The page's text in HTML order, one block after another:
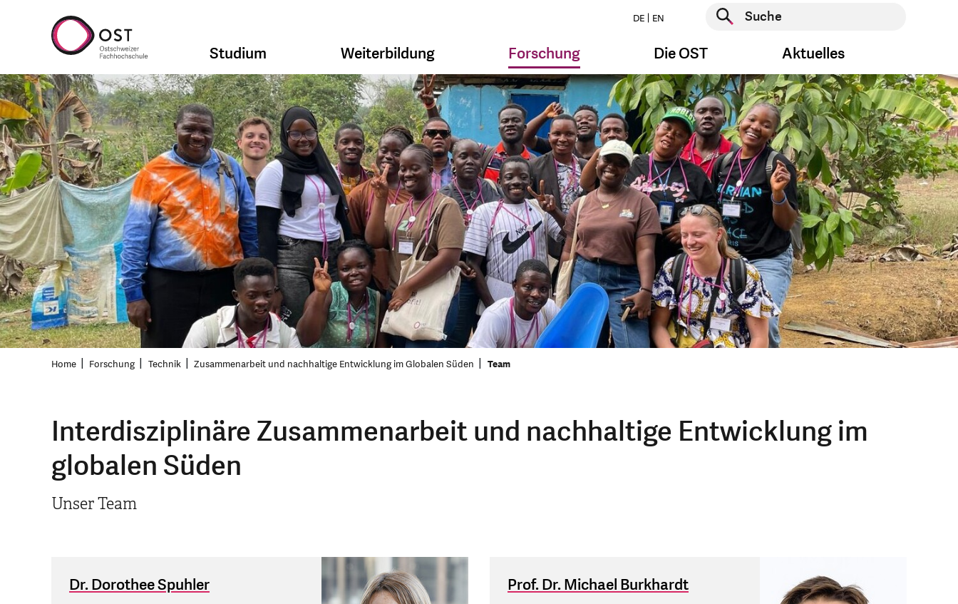
DE EN
Suche starten
Studium Weiterbildung Forschung Die OST Aktuelles
Home Forschung Technik Zusammenarbeit und nachhaltige Entwicklung im Globalen Süden Team
Interdisziplinäre Zusammenarbeit und nachhaltige Entwicklung im
globalen Süden
Unser Team
Dr. Dorothee Spuhler Prof. Dr. Michael Burkhardt